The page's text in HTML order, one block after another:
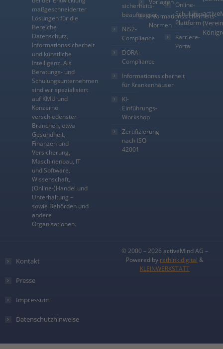
maßgeschneiderter
Lösungen für die
Bereiche
Datenschutz,
Informationssicherheit
und künstliche
Intelligenz. Als
Beratungs- und
Schulungsunternehmen
sind wir spezialisiert
auf KMU und
Konzerne
verschiedenster
Branchen, etwa
Gesundheit,
Finanzen und
Versicherung,
Maschinenbau, IT
und Software,
Wissenschaft,
(Online-)Handel und
Unterhaltung –
sowie Behörden und
andere
Organisationen.
sicherheits­
beauftragter
NIS2-
Compliance
DORA-
Compliance
Informationssicherheit
für Krankenhäuser
KI-
Einführungs-
Workshop
Zertifizierung
nach ISO
42001
Informationssicherheits-
Normen
Online-
Schulungs-
Plattform
Karriere-
Portal
Kontakt
Presse
Impressum
Datenschutzhinweise
© 2000 – 2026 activeMind AG –
Powered by rethink digital &
KLEINWERKSTATT